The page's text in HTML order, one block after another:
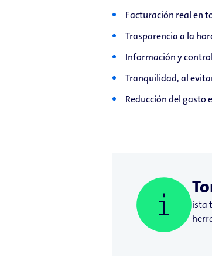
Facturación real en
Trasparencia a la
Información y
Tranquilidad, al
Reducción del gasto
ista